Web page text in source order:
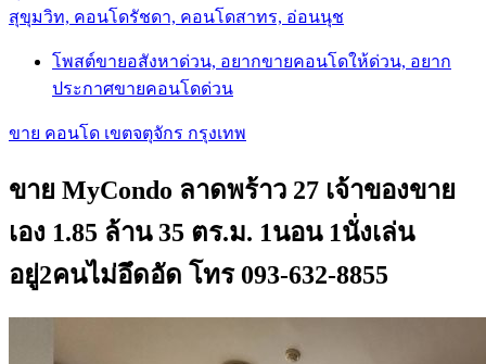
สุขุมวิท, คอนโดรัชดา, คอนโดสาทร, อ่อนนุช
โพสต์ขายอสังหาด่วน, อยากขายคอนโดให้ด่วน, อยาก
ประกาศขายคอนโดด่วน
ขาย คอนโด เขตจตุจักร กรุงเทพ
ขาย MyCondo ลาดพร้าว 27 เจ้าของขาย
เอง 1.85 ล้าน 35 ตร.ม. 1นอน 1นั่งเล่น
อยู่2คนไม่อึดอัด โทร 093-632-8855